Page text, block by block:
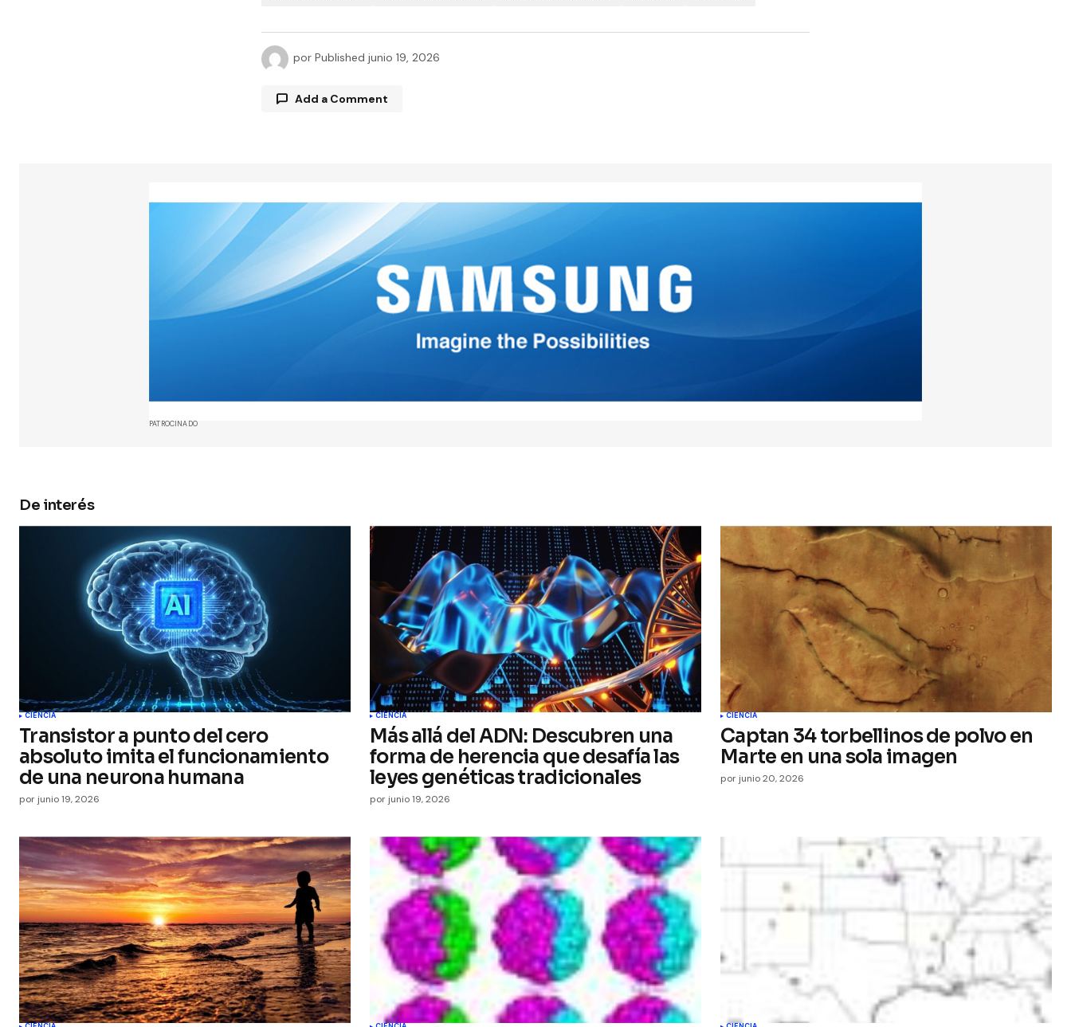
por Published junio 19, 2026
Add a Comment
*
Your E-mail*
próxima vez que comente.
PATROCINADO
De interés
CIENCIA
Transistor a punto del cero
absoluto imita el funcionamiento
de una neurona humana
por junio 19, 2026
CIENCIA
Más allá del ADN: Descubren una
forma de herencia que desafía las
leyes genéticas tradicionales
por junio 19, 2026
CIENCIA
Captan 34 torbellinos de polvo en
Marte en una sola imagen
por junio 20, 2026